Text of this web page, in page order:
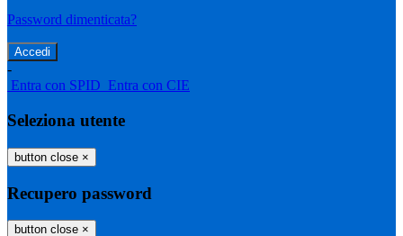
Password dimenticata?
-
Entra con SPID Entra con CIE
Seleziona utente
button close ×
Recupero password
button close ×